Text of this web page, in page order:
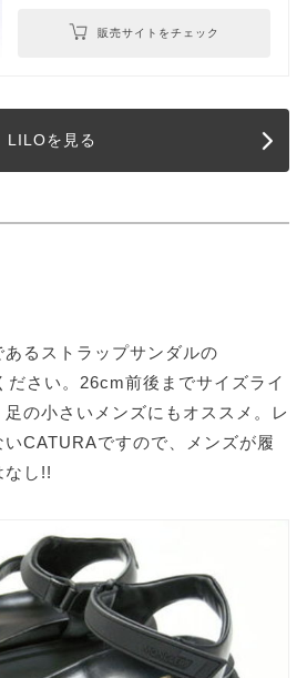
販売サイトをチェック
LILOを見る
るストラップサンダルの
ださい。26cm前後までサイズライ
の小さいメンズにもオススメ。レ
CATURAですので、メンズが履
なし!!